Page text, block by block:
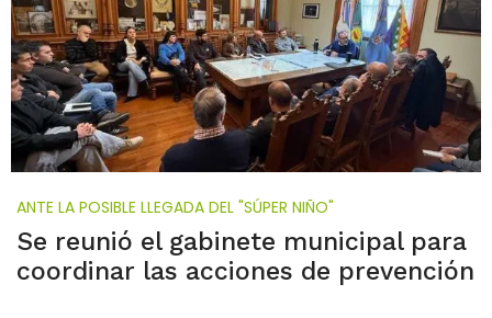
ANTE LA POSIBLE LLEGADA DEL "SÚPER NIÑO"
Se reunió el gabinete municipal para
coordinar las acciones de prevención